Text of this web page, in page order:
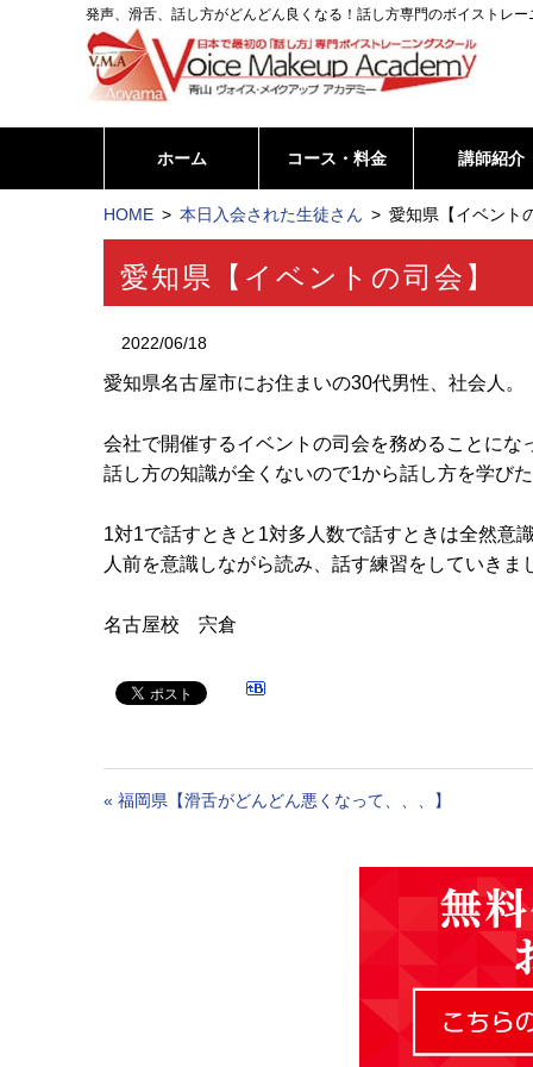
発声、滑舌、話し方がどんどん良くなる！話し方専門のボイストレー
ホーム コース・料金 講師紹介
HOME 本日入会された生徒さん 愛知県【イベント
愛知県【イベントの司会】
2022/06/18
愛知県名古屋市にお住まいの30代男性、社会人。
会社で開催するイベントの司会を務めることにな
話し方の知識が全くないので1から話し方を学び
1対1で話すときと1対多人数で話すときは全然意
人前を意識しながら読み、話す練習をしていきま
名古屋校 宍倉
« 福岡県【滑舌がどんどん悪くなって、、、】